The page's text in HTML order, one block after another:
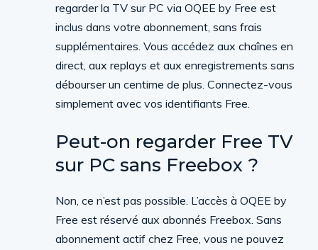
regarder la TV sur PC via OQEE by Free est
inclus dans votre abonnement, sans frais
supplémentaires. Vous accédez aux chaînes en
direct, aux replays et aux enregistrements sans
débourser un centime de plus. Connectez-vous
simplement avec vos identifiants Free.
Peut-on regarder Free TV
sur PC sans Freebox ?
Non, ce n’est pas possible. L’accès à OQEE by
Free est réservé aux abonnés Freebox. Sans
abonnement actif chez Free, vous ne pouvez